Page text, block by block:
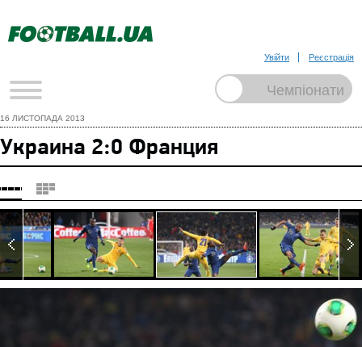
Увійти Реєстрація
16 ЛИСТОПАДА 2013
Украина 2:0 Франция